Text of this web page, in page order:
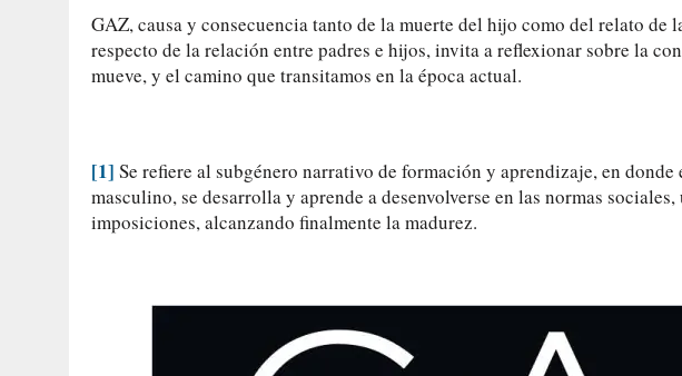
GAZ, causa y consecuencia tanto de la muerte del hijo como del relato de
respecto de la relación entre padres e hijos, invita a reflexionar sobre la
mueve, y el camino que transitamos en la época actual.
[1] Se refiere al subgénero narrativo de formación y aprendizaje, en
masculino, se desarrolla y aprende a desenvolverse en las normas
imposiciones, alcanzando finalmente la madurez.